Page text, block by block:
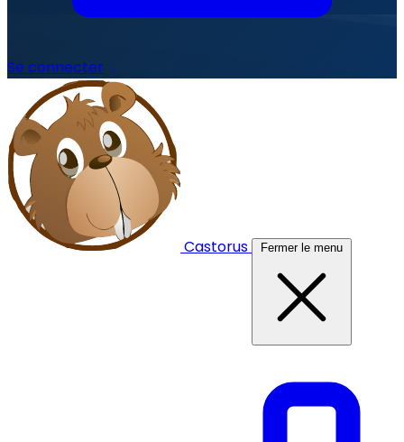
Se connecter
Castorus Fermer le menu